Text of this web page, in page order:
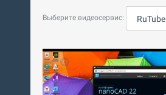
Выберите видеосервис: RuTube